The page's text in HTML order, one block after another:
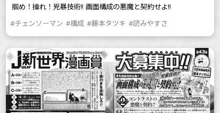
掴め！操れ！兇暴技術!! 画面構成の悪魔と契約せよ!!
#チェンソーマン #構成 #藤本タツキ #読みやすさ